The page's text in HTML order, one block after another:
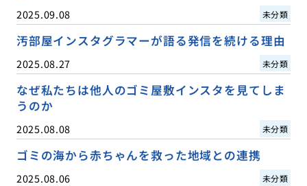
2025.09.08 未分類
汚部屋インスタグラマーが語る発信を続ける理由
2025.08.27 未分類
なぜ私たちは他人のゴミ屋敷インスタを見てしま
うのか
2025.08.08 未分類
ゴミの海から赤ちゃんを救った地域との連携
2025.08.06 未分類